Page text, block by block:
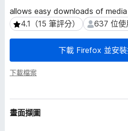
器
附
加
件
allows easy downloads of
4.1（15 筆評分）
4.1（15 筆評分） 637 位使用
637 位使
下載 Firefox 並安
下載檔案
資
料
畫面擷圖